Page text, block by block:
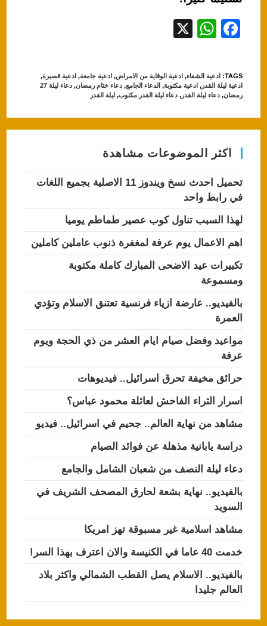
F
c
e
b
o
o
k
W
at
s
A
p
TAGS
: ادعية الشفاء, ادعية الوقاية من الامراض, ادعية جامعة, ادعية قصيرة,
ادعية ليلة القدر, ادعية مكتوبة, الدعاء الجامع, دعاء ختام رمضان,
دعاء ليلة 27
رمضان, دعاء ليلة القدر, دعاء ليلة القدر مكتوب, ليلة القدر
اكثر الموضوعات مشاهدة
تحميل احدث نسخ ويندوز 11 الاصلية بجميع اللغات
في رابط واحد
لهذا السبب تناول كوب عصير طماطم يوميا
اهم الاعمال يوم عرفة لمغفرة ذنوب عاملين كاملين
تكبيرات عيد الاضحى المبارك كاملة مكتوبة
ومسموعة
بالفيديو.. عارضة ازياء فرنسية تعتنق الاسلام وتؤدي
العمرة
مواعيد وفضل صيام ايام العشر من ذي الحجة ويوم
عرفة
حرائق مخيفة تحرق اسرائيل.. فيديوهات
اسرار الثراء الفاحش لعائلة محمود عباس؟
مشاهد من نهاية العالم.. جحيم في اسرائيل.. فيديو
دراسة يابانية مذهلة عن فوائد الصيام
دعاء ليلة النصف من شعبان الشامل والجامع
بالفيديو.. نهاية بشعة لحارق المصحف الشريف في
السويد
مشاهد اسلامية غير مسبوقة تهز امريكا
خدمت 40 عاما في الكنيسة والان اعترف بهذا السر!
بالفيديو.. الاسلام يصل القطب الشمالي واكثر بلاد
العالم جليدا